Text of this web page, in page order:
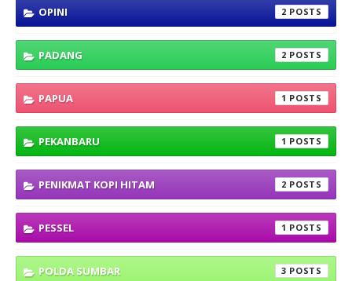
OPINI 2
PADANG 2
PAPUA 1
PEKANBARU 1
PENIKMAT KOPI HITAM 2
PESSEL 1
POLDA SUMBAR 3